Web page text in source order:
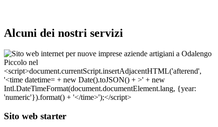
Alcuni dei nostri servizi
Sito web starter